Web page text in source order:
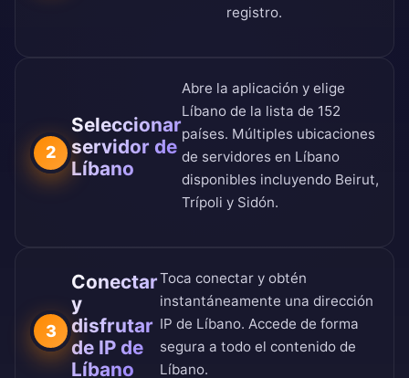
registro.
2
Seleccionar
servidor de
Líbano
Abre la aplicación y elige
Líbano de la lista de 152
países. Múltiples ubicaciones
de servidores en Líbano
disponibles incluyendo Beirut,
Trípoli y Sidón.
3
Conectar
y
disfrutar
de IP de
Líbano
Toca conectar y obtén
instantáneamente una dirección
IP de Líbano. Accede de forma
segura a todo el contenido de
Líbano.